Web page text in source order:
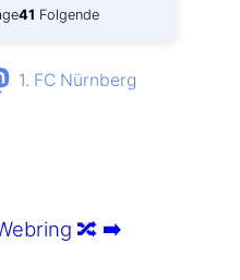
41 Folgende
1. FC Nürnberg
🔀 ➡️